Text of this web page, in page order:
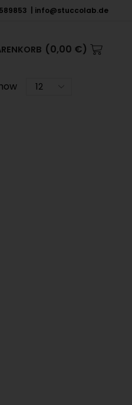
| info@stuccolab.de
(0,00 €)